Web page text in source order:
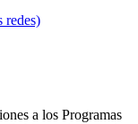
redes)
a los Programas